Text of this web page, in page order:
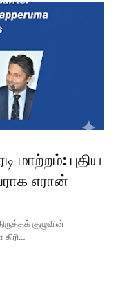
மாற்றம்: புதிய
எரான்
குழுவின்